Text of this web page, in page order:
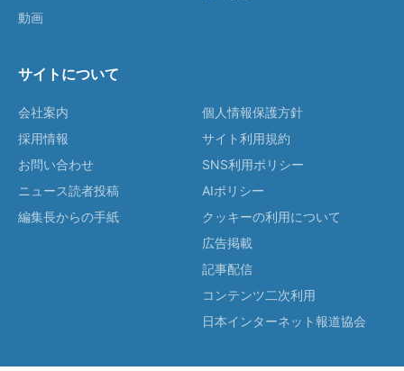
動画
サイトについて
会社案内
採用情報
お問い合わせ
ニュース読者投稿
編集長からの手紙
個人情報保護方針
サイト利用規約
SNS利用ポリシー
AIポリシー
クッキーの利用について
広告掲載
記事配信
コンテンツ二次利用
日本インターネット報道協会